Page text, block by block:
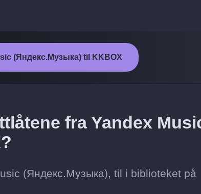
(Яндекс.Музыка) til KKBOX
fra Yandex
(Яндекс.Музыка), til i biblioteket på